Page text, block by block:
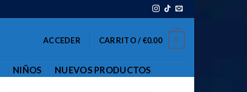
ACCEDER CARRITO /€0.00 0
NIÑOS NUEVOS PRODUCTOS